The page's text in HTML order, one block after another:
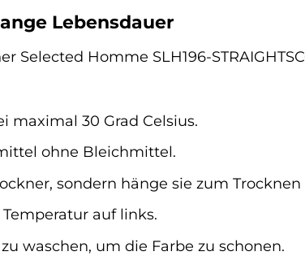
Lebensdauer
Selected Homme SLH196-
maximal 30 Grad Celsius.
ohne Bleichmittel.
sondern hänge sie zum Trocknen
auf links.
waschen, um die Farbe zu schonen.